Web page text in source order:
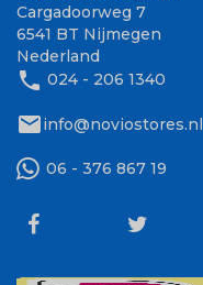
Cargadoorweg 7
6541 BT Nijmegen
Nederland
phone 024 - 206 1340
mailinfo@noviostores.nl
06 - 376 867 19